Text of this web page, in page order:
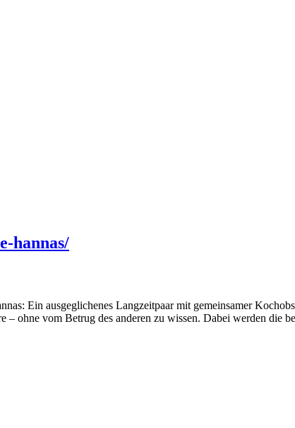
hannas/
Ein ausgeglichenes Langzeitpaar mit gemeinsamer
– ohne vom Betrug des anderen zu wissen. Dabei werden